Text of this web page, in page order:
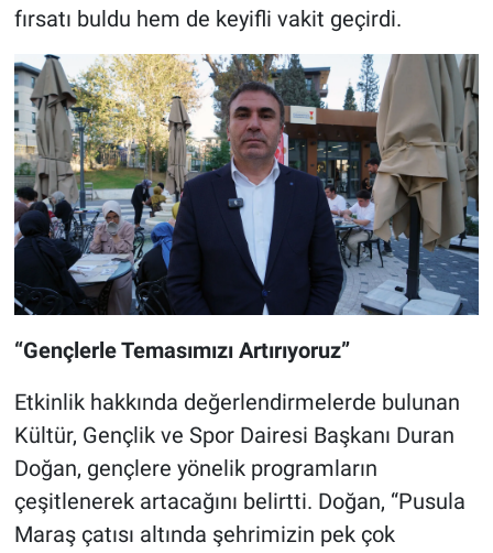
fırsatı buldu hem de keyifli vakit geçirdi.
“Gençlerle Temasımızı Artırıyoruz”
Etkinlik hakkında değerlendirmelerde bulunan
Kültür, Gençlik ve Spor Dairesi Başkanı Duran
Doğan, gençlere yönelik programların
çeşitlenerek artacağını belirtti. Doğan, “Pusula
Maraş çatısı altında şehrimizin pek çok